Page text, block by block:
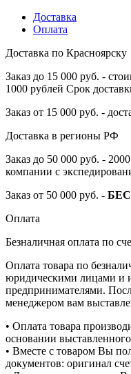
Доставка
Оплата
Доставка по Красноярску
Заказ до 15 000 руб. -
1000 рублей Срок
Заказ от 15 000 руб. -
Доставка в регионы РФ
Заказ до 50 000 руб. -
компании с
Заказ от 50 000 руб. -
Оплата
Безналичная оплата по
Оплата товара по
юридическими лицами и
предпринимателями.
менеджером вам
• Оплата товара
основании выставленного
• Вместе с товаром Вы
документов: оригинал